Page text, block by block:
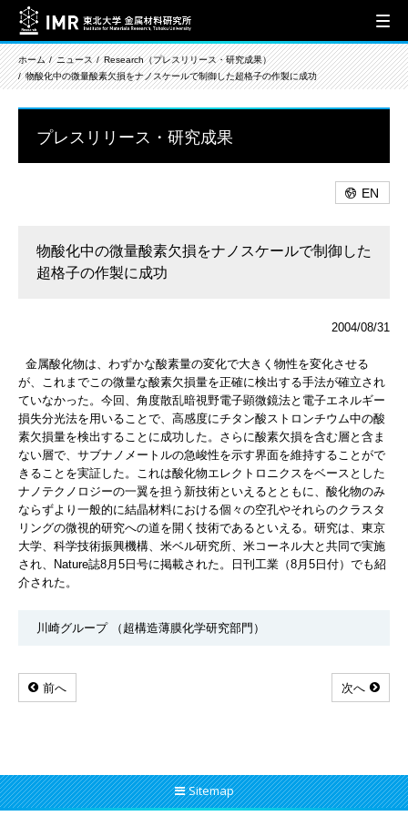
ホーム ニュース
Research（プレスリリース・研究成果）
物酸化中の微量酸素欠損をナノスケールで制御した超格子の作製に成功
プレスリリース・研究成果
EN
物酸化中の微量酸素欠損をナノスケールで制御した
超格子の作製に成功
2004/08/31
金属酸化物は、わずかな酸素量の変化で大きく物性を変化させる
が、これまでこの微量な酸素欠損量を正確に検出する手法が確立され
ていなかった。今回、角度散乱暗視野電子顕微鏡法と電子エネルギー
損失分光法を用いることで、高感度にチタン酸ストロンチウム中の酸
素欠損量を検出することに成功した。さらに酸素欠損を含む層と含ま
ない層で、サブナノメートルの急峻性を示す界面を維持することがで
きることを実証した。これは酸化物エレクトロニクスをベースとした
ナノテクノロジーの一翼を担う新技術といえるとともに、酸化物のみ
ならずより一般的に結晶材料における個々の空孔やそれらのクラスタ
リングの微視的研究への道を開く技術であるといえる。研究は、東京
大学、科学技術振興機構、米ベル研究所、米コーネル大と共同で実施
され、Nature誌8月5日号に掲載された。日刊工業（8月5日付）でも紹
介された。
川崎グループ （超構造薄膜化学研究部門）
前へ 次へ
Sitemap